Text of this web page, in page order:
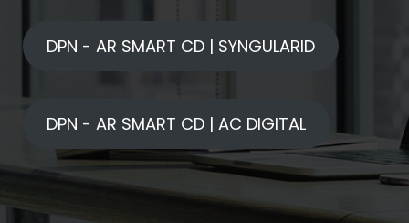
DPN - AR SMART CD | SYNGULARID
DPN - AR SMART CD | AC DIGITAL